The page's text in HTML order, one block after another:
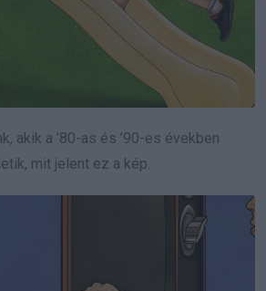
akik a ’80-as és ’90-es években
mit jelent ez a kép.